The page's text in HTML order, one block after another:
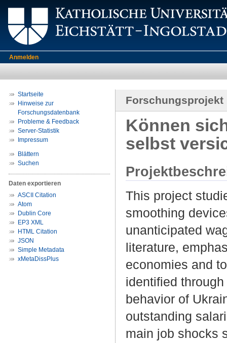
Anmelden
Startseite
Hinweise zur
Forschungsdatenbank
Probleme & Feedback
Server-Statistik
Impressum
Blättern
Suchen
Daten exportieren
ASCII Citation
Atom
Dublin Core
EP3 XML
HTML Citation
JSON
Simple Metadata
xMetaDissPlus
Forschungsprojekt
Können
selbst
This project
smoothing
unanticipated
literature,
economies and
identified
behavior of
outstanding
main job shocks